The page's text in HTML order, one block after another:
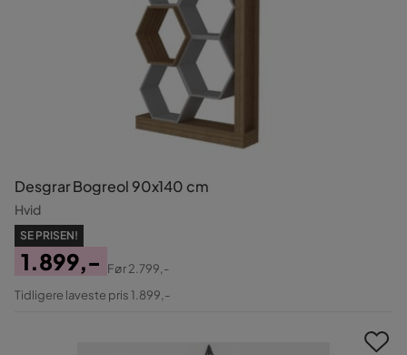
Desgrar Bogreol 90x140 cm
Hvid
SE PRISEN!
Pris
1.899,-
Original
Før2.799,-
Tidligere laveste pris 1.899,-